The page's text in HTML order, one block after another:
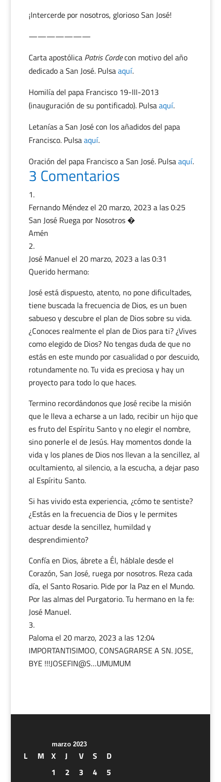
¡Intercerde por nosotros, glorioso San José!
———————
Carta apostólica Patris Cordecon motivo del año
dedicado a San José. Pulsaaquí.
Homilía del papa Francisco 19-III-2013
(inauguración de su pontificado). Pulsaaquí.
Letanías a San José con los añadidos del papa
Francisco. Pulsaaquí.
Oración del papa Francisco a San José. Pulsaaquí.
3 Comentarios
Fernando Méndezel 20 marzo, 2023 a las 0:25
San José Ruega por Nosotros �
Amén
José Manuel el 20 marzo, 2023 a las 0:31
Querido hermano:
José está dispuesto, atento, no pone dificultades,
tiene buscada la frecuencia de Dios, es un buen
sabueso y descubre el plan de Dios sobre su vida.
¿Conoces realmente el plan de Dios para ti? ¿Vives
como elegido de Dios? No tengas duda de que no
estás en este mundo por casualidad o por descuido,
rotundamente no. Tu vida es preciosa y hay un
proyecto para todo lo que haces.
Termino recordándonos que José recibe la misión
que le lleva a echarse a un lado, recibir un hijo que
es fruto del Espíritu Santo y no elegir el nombre,
sino ponerle el de Jesús. Hay momentos donde la
vida y los planes de Dios nos llevan a la sencillez, al
ocultamiento, al silencio, a la escucha, a dejar paso
al Espíritu Santo.
Si has vivido esta experiencia, ¿cómo te sentiste?
¿Estás en la frecuencia de Dios y le permites
actuar desde la sencillez, humildad y
desprendimiento?
Confía en Dios, ábrete a Él, háblale desde el
Corazón, San José, ruega por nosotros. Reza cada
día, el Santo Rosario. Pide por la Paz en el Mundo.
Por las almas del Purgatorio. Tu hermano en la fe:
José Manuel.
Paloma️️️el 20 marzo, 2023 a las 12:04
IMPORTANTISIMOO, CONSAGRARSE A SN. JOSE,
BYE !!!JOSEFIN@S…UMUMUM
marzo 2023
L M X J V S
D
1
2 3 4
5